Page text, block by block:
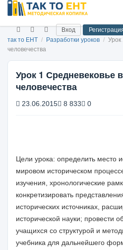
Вход
так то ЕНТ / Разработки уроков / Урок
человечества
Урок 1 Средневековье
человечества
23.06.2015 8 833 0
Цели урока: определить место
мировом историческом
изучения, хронологиче­ские
конкретизировать
исторических источниках,
исто­рической науки; провести
учащихся со струк­турой и
учебника для дальнейшего